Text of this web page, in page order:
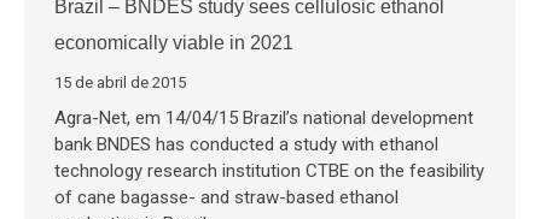
Brazil – BNDES study sees cellulosic ethanol
economically viable in 2021
15 de abril de 2015
Agra-Net, em 14/04/15 Brazil’s national development
bank BNDES has conducted a study with ethanol
technology research institution CTBE on the feasibility
of cane bagasse- and straw-based ethanol